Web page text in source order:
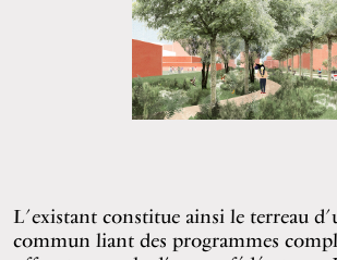
L’existant constitue ainsi le terreau
commun liant des programmes